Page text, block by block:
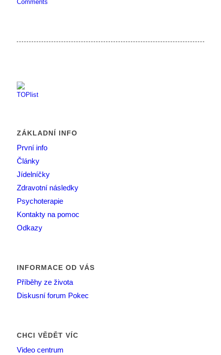
Comments
ZÁKLADNÍ INFO
První info
Články
Jídelníčky
Zdravotní následky
Psychoterapie
Kontakty na pomoc
Odkazy
INFORMACE OD VÁS
Příběhy ze života
Diskusní forum Pokec
CHCI VĚDĚT VÍC
Video centrum